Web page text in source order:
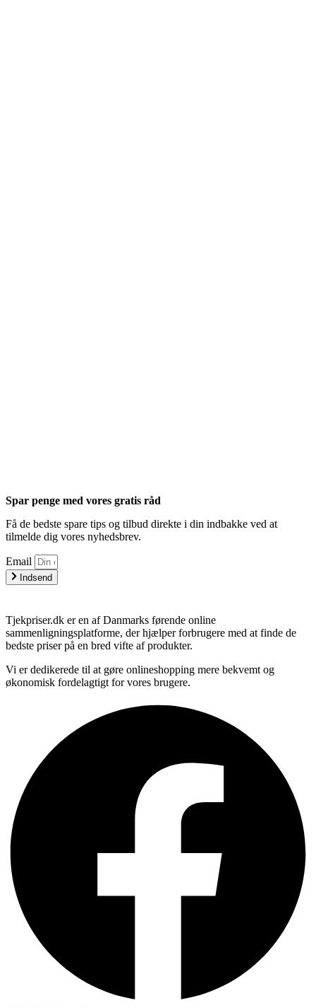
Spar penge med vores gratis råd
Få de bedste spare tips og tilbud direkte i din indbakke ved at
tilmelde dig vores nyhedsbrev.
Email
Indsend
Tjekpriser.dk er en af Danmarks førende online
sammenligningsplatforme, der hjælper forbrugere med at finde de
bedste priser på en bred vifte af produkter.
Vi er dedikerede til at gøre onlineshopping mere bekvemt og
økonomisk fordelagtigt for vores brugere.